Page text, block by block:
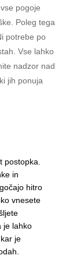
pogoje
Poleg tega
potrebe po
Vse lahko
nadzor nad
jih ponuja
postopka.
in
hitro
vnesete
je lahko
je